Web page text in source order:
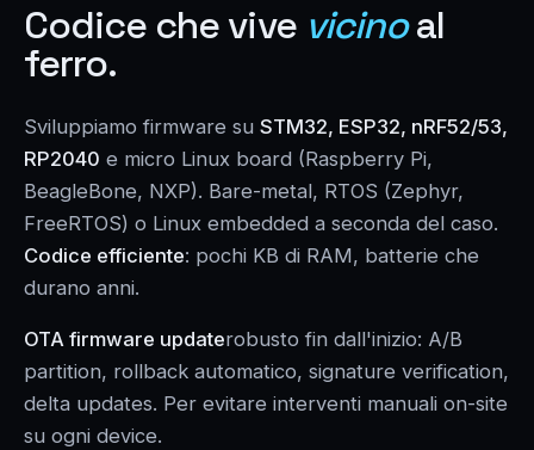
Codice che vive vicinoal
ferro.
Sviluppiamo firmware su STM32, ESP32, nRF52/53,
RP2040 e micro Linux board (Raspberry Pi,
BeagleBone, NXP). Bare-metal, RTOS (Zephyr,
FreeRTOS) o Linux embedded a seconda del caso.
Codice efficiente: pochi KB di RAM, batterie che
durano anni.
OTA firmware updaterobusto fin dall'inizio: A/B
partition, rollback automatico, signature verification,
delta updates. Per evitare interventi manuali on-site
su ogni device.